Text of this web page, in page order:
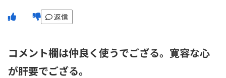
返信
コメント欄は仲良く使うでござる。寛容な心
が肝要でござる。